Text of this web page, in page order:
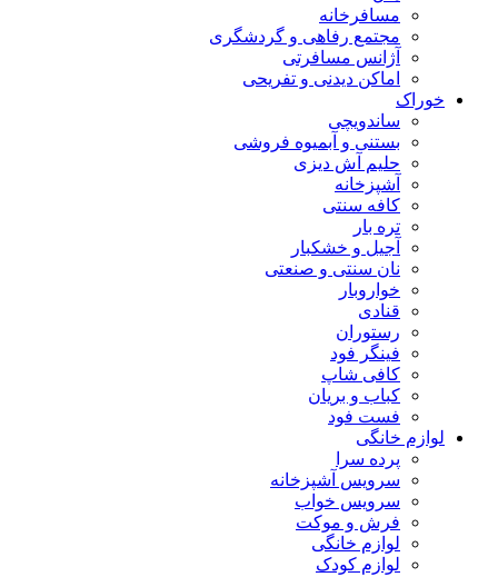
مسافرخانه
مجتمع رفاهی و گردشگری
آژانس مسافرتی
اماکن دیدنی و تفریحی
خوراک
ساندویچی
بستنی و آبمیوه فروشی
حلیم آش دیزی
آشپزخانه
کافه سنتی
تره بار
آجیل و خشکبار
نان سنتی و صنعتی
خواروبار
قنادی
رستوران
فینگر فود
کافی شاپ
کباب و بریان
فست فود
لوازم خانگی
پرده سرا
سرویس آشپزخانه
سرویس خواب
فرش و موکت
لوازم خانگی
لوازم کودک